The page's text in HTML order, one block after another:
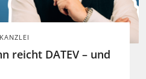
reicht DATEV – und